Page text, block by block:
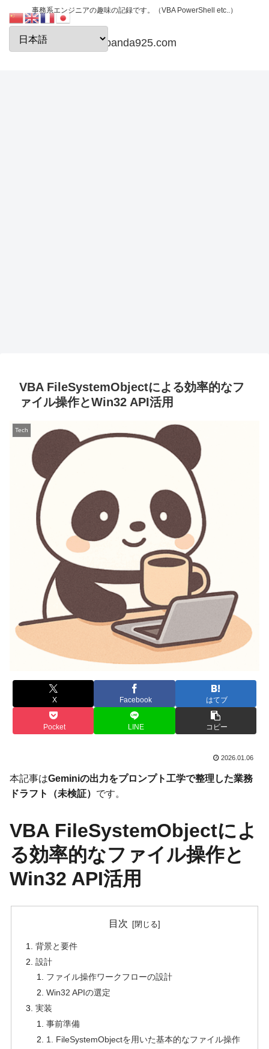
事務系エンジニアの趣味の記録です。（VBA PowerShell etc..）
papanda925.com
VBA FileSystemObjectによる効率的なフ
ァイル操作とWin32 API活用
Tech
X Facebook はてブ
Pocket LINE コピー
2026.01.06
本記事はGeminiの出力をプロンプト工学で整理した業務
ドラフト（未検証） です。
VBA FileSystemObjectによ
る効率的なファイル操作と
Win32 API活用
目次
背景と要件
設計
ファイル操作ワークフローの設計
Win32 APIの選定
実装
事前準備
1. FileSystemObjectを用いた基本的なファイル操作